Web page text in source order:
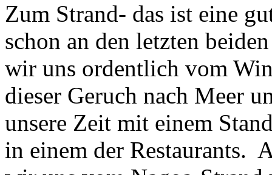
Zum Strand- das ist eine
schon an den letzten
wir uns ordentlich vom
dieser Geruch nach Meer
unsere Zeit mit einem
in einem der Restaurants.